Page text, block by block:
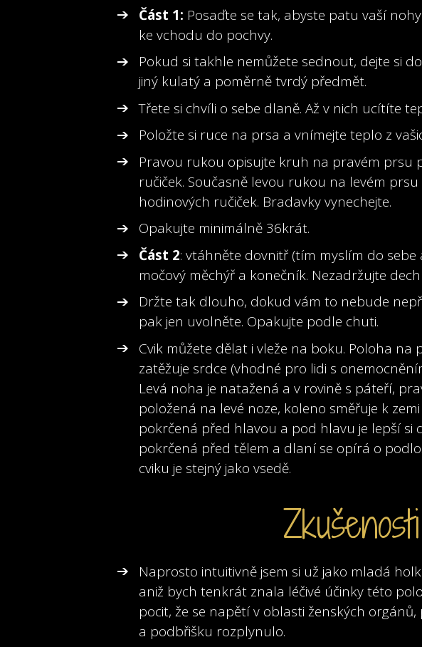
Část 1: Posaďte se tak, abyste patu vaší
ke vchodu do pochvy.
Pokud si takhle nemůžete sednout, dejte si
jiný kulatý a poměrně tvrdý předmět.
Třete si chvíli o sebe dlaně. Až v nich ucítíte
Položte si ruce na prsa a vnímejte teplo z
Pravou rukou opisujte kruh na pravém prsu
ručiček. Současně levou rukou na levém
hodinových ručiček. Bradavky vynechejte.
Opakujte minimálně 36krát.
Část 2: vtáhněte dovnitř (tím myslím do
močový měchýř a konečník. Nezadržujte
Držte tak dlouho, dokud vám to nebude
pak jen uvolněte. Opakujte podle chuti.
Cvik můžete dělat i vleže na boku. Poloha na
zatěžuje srdce (vhodné pro lidi s
Levá noha je natažená a v rovině s páteří,
položená na levé noze, koleno směřuje k
pokrčená před hlavou a pod hlavu je lepší si
pokrčená před tělem a dlaní se opírá o
cviku je stejný jako vsedě.
Zkušenosti
Naprosto intuitivně jsem si už jako mladá
aniž bych tenkrát znala léčivé účinky této
pocit, že se napětí v oblasti ženských
a podbřišku rozplynulo.